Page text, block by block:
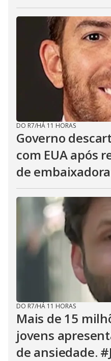
DO R7/HÁ 11 HORAS
Governo
com EUA após
de
DO R7/HÁ 11 HORAS
Mais de 15
jovens
de ansiedade.